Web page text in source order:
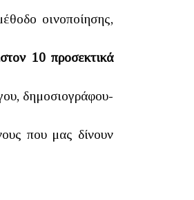
οινοποίησης,
10 προσεκτικά
δημοσιογράφου-
που μας δίνουν